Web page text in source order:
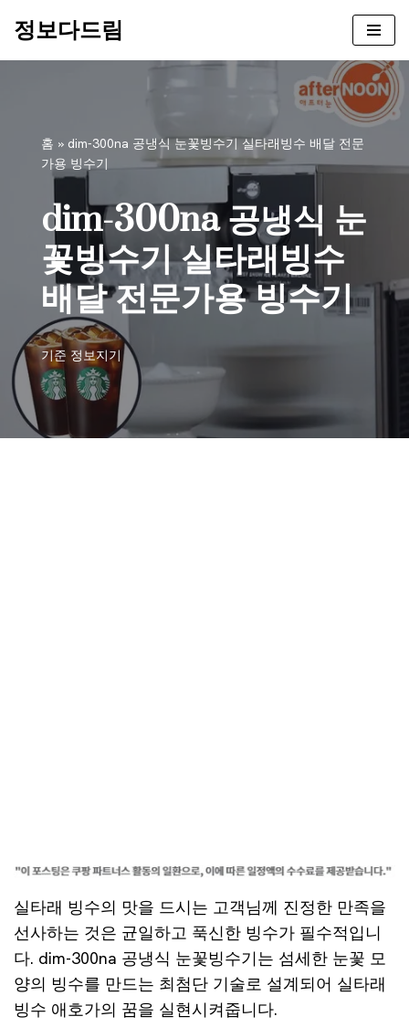
정보다드림
홈 » dim-300na 공냉식 눈꽃빙수기 실타래빙수 배달 전문
가용 빙수기
dim-300na 공냉식 눈
꽃빙수기 실타래빙수
배달 전문가용 빙수기
기준 정보지기
실타래 빙수의 맛을 드시는 고객님께 진정한 만족을
선사하는 것은 균일하고 푹신한 빙수가 필수적입니
다. dim-300na 공냉식 눈꽃빙수기는 섬세한 눈꽃 모
양의 빙수를 만드는 최첨단 기술로 설계되어 실타래
빙수 애호가의 꿈을 실현시켜줍니다.